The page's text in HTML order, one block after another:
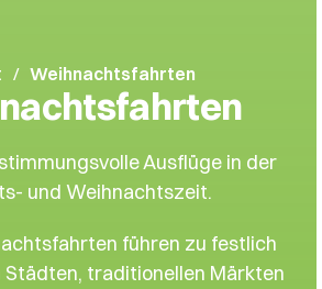
Weihnachtsfahrten
Ausflüge in der
und Weihnachtszeit.
führen zu festlich
traditionellen Märkten